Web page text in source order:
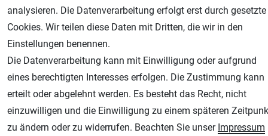
Unsere weiteren Shops:
Airbrush-City
Fachhandel für: Airbrushpistolen, Kompressoren, Airbrushfarben
Modellbau-City
Modellbau Shop
Plotter-City
Schneideplotter, Transferpressen, Siebdruck und Plotterfolien
analysieren. Die Datenverarbeitung erfolgt erst durch gesetzte
Cookies. Wir teilen diese Daten mit Dritten, die wir in den
Einstellungen benennen.
Die Datenverarbeitung kann mit Einwilligung oder aufgrund
eines berechtigten Interesses erfolgen. Die Zustimmung kann
erteilt oder abgelehnt werden. Es besteht das Recht, nicht
einzuwilligen und die Einwilligung zu einem späteren
zu ändern oder zu widerrufen. Beachten Sie unser Impressum